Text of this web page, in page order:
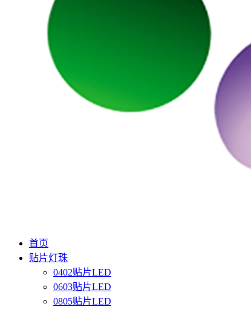
首页
贴片灯珠
0402贴片LED
0603贴片LED
0805贴片LED